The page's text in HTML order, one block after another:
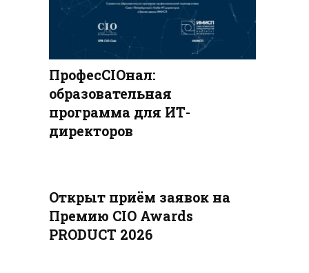
ПрофесCIOнал:
образовательная
программа для ИТ-
директоров
Открыт приём заявок на
Премию CIO Awards
PRODUCT 2026